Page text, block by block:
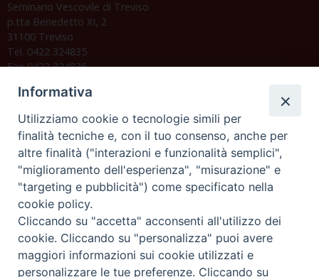
Seminario Vescovile di Treviso
p.tta Benedetto XI, 2
31100 Treviso
Tel. 0422 324835
Fax 0422 324836
C.F. 94004060268
Orario di segreteria
Lunedì 17.30-19.30
Martedì 17.30-19.30
Mercoledì 17.30-19.30
Giovedì 17.30-19.30
Venerdì chiuso
Sabato 9.30-11.30
Informativa
Utilizziamo cookie o tecnologie simili per
finalità tecniche e, con il tuo consenso, anche per
altre finalità ("interazioni e funzionalità semplici",
"miglioramento dell'esperienza", "misurazione" e
"targeting e pubblicità") come specificato nella
cookie policy.
Cliccando su "accetta" acconsenti all'utilizzo dei
cookie. Cliccando su "personalizza" puoi avere
maggiori informazioni sui cookie utilizzati e
personalizzare le tue preferenze. Cliccando su